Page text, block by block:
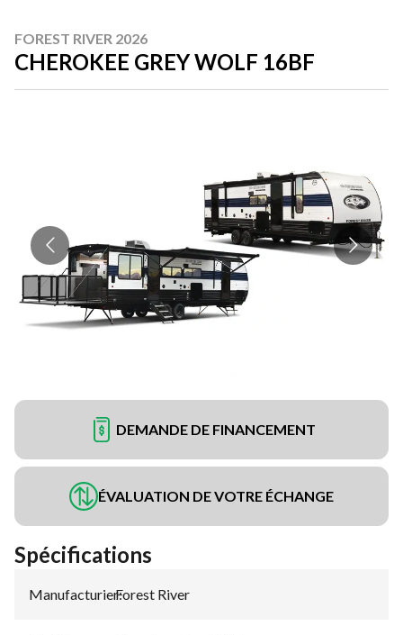
FOREST RIVER 2026
CHEROKEE GREY WOLF 16BF
DEMANDE DE FINANCEMENT
ÉVALUATION DE VOTRE ÉCHANGE
Spécifications
Manufacturier:
Forest River